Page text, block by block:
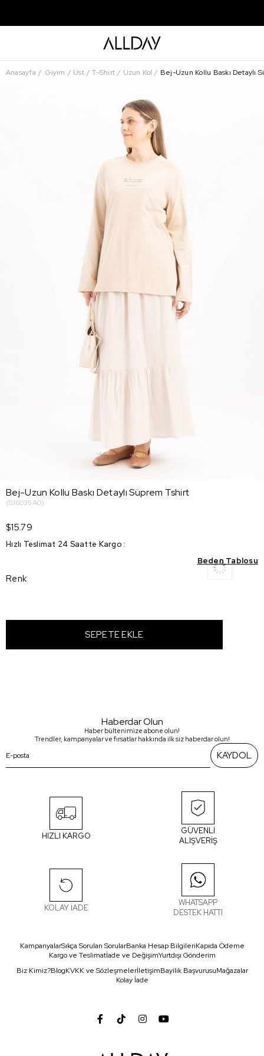
Anasayfa Giyim Üst T-Shirt Uzun Kol Bej-Uzun Kollu Baskı Detaylı
Bej-Uzun Kollu Baskı Detaylı Süprem Tshirt
(S16035A0)
$15.79
Hızlı Teslimat 24 Saatte Kargo :
Beden Tablosu
Renk
Haberdar Olun
Haber bültenimize abone olun!
Trendler, kampanyalar ve fırsatlar hakkında ilk siz haberdar olun!
KAYDOL
HIZLI KARGO
GÜVENLİ
ALIŞVERİŞ
KOLAY İADE
WHATSAPP
DESTEK HATTI
KampanyalarSıkça Sorulan SorularBanka Hesap BilgileriKapıda Ödeme
Kargo ve Teslimatİade ve DeğişimYurtdışı Gönderim
Biz Kimiz?BlogKVKK ve SözleşmelerİletişimBayilik BaşvurusuMağazalar
Kolay İade